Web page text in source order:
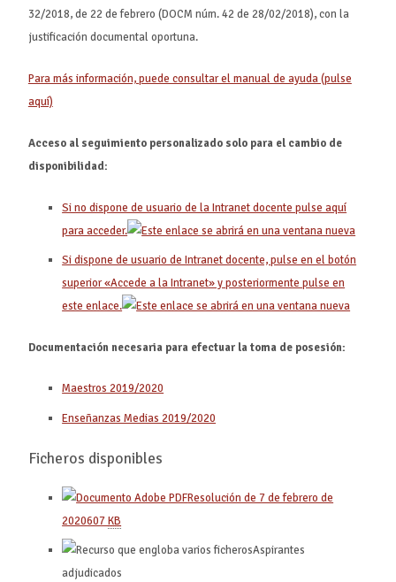
32/2018, de 22 de febrero (DOCM núm. 42 de 28/02/2018), con la
justificación documental oportuna.
Para más información, puede consultar el manual de ayuda (pulse
aquí)
Acceso al seguimiento personalizado solo para el cambio de
disponibilidad:
Si no dispone de usuario de la Intranet docente pulse aquí
para acceder.
Si dispone de usuario de Intranet docente, pulse en el botón
superior «Accede a la Intranet» y posteriormente pulse en
este enlace.
Documentación necesaria para efectuar la toma de posesión:
Maestros 2019/2020
Enseñanzas Medias 2019/2020
Ficheros disponibles
Resolución de 7 de febrero de
2020607KB
Aspirantes
adjudicados